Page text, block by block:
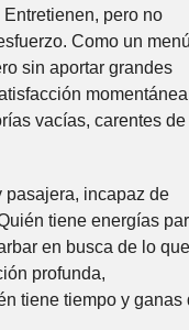
pero no
Como un
sin aportar grandes
vacías, carentes de
pasajera, incapaz de
tiene energías
en busca de lo que
profunda,
tiene tiempo y ganas